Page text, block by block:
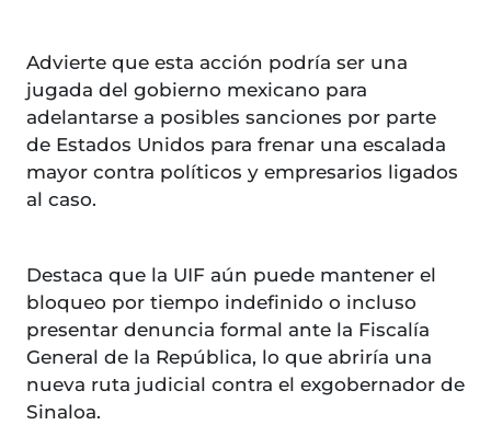
Advierte que esta acción podría ser una
jugada del gobierno mexicano para
adelantarse a posibles sanciones por parte
de Estados Unidos para frenar una escalada
mayor contra políticos y empresarios ligados
al caso.
Destaca que la UIF aún puede mantener el
bloqueo por tiempo indefinido o incluso
presentar denuncia formal ante la Fiscalía
General de la República, lo que abriría una
nueva ruta judicial contra el exgobernador de
Sinaloa.